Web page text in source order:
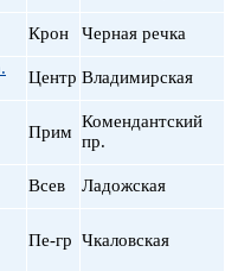
Крон Черная речка
Центр Владимирская
Прим
Комендантский
пр.
Всев Ладожская
Пе-гр Чкаловская